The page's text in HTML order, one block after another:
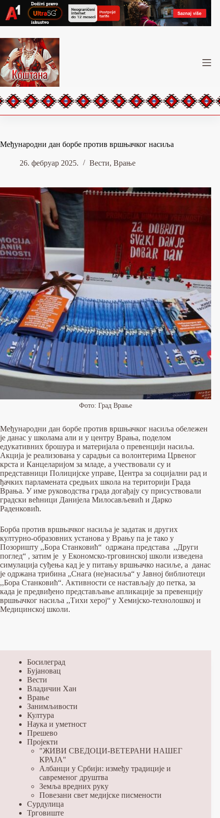
content
Међународни дан борбе против вршњачког насиља
26. фебруар 2025. Вести, Врање
Фото: Град Врање
Међународни дан борбе против вршњачког насиља обележен
је данас у школама али и у центру Врања, поделом
едукативних брошура и материјала о превенцији насиља.
Акција је реализована у сарадњи са волонтерима Црвеног
крста и Канцеларијом за младе, а учествовали су и
представници Полицијске управе, Центра за социјални рад и
ђачких парламената средњих школа на територији Града
Врања. У име руководства града догађају су присуствовали
градски већници Данијела Милосављевић и Дарко
Раденковић.
Борба против вршњачког насиља је задатак и других
културно-образовних установа у Врању па је тако у
Позоришту ,,Бора Станковић“ одржана представа ,,Други
поглед“ , затим је у Економско-трговинској школи изведена
симулација суђења кад је у питању вршњачко насиље, а данас
је одржана трибина „Снага (не)насиља“ у Јавној библиотеци
,,Бора Станковић“. Активности се настављају до петка, за
када је предвиђено представљање апликације за превенцију
вршњачког насиља ,,Тихи херој“ у Хемијско-технолошкој и
Медицинској школи.
Босилеград
Бујановац
Вести
Владичин Хан
Врање
Занимљивости
Култура
Наука и уметност
Прешево
Пројекти
"ЖИВИ СВЕДОЦИ-ВЕТЕРАНИ НАШЕГ
КРАЈА"
Албанци у Србији: између традиције и
савременог друштва
Земља вредних руку
Повезани свет медијске писмености
Сурдулица
Трговиште